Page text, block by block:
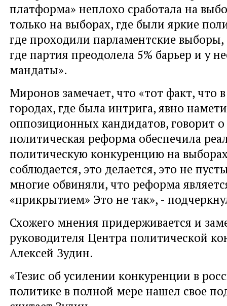
платформа» неплохо сработала на
только на выборах, где были яркие
где проходили парламентские выборы,
где партия преодолела 5% барьер и у
мандаты».
Миронов замечает, что «тот факт, что
городах, где была интрига, явно
оппозиционных кандидатов, говорит
политическая реформа обеспечила
политическую конкуренцию на
соблюдается, это делается, это не
многие обвиняли, что реформа
«прикрытием» Это не так», -
Схожего мнения придерживается и
руководителя Центра политической
Алексей Зудин.
«Тезис об усилении конкуренции в
политике в полной мере нашел свое